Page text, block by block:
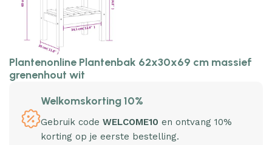
Plantenonline Plantenbak 62x30x69 cm massief
grenenhout wit
Welkomskorting 10%
Gebruik code WELCOME10 en ontvang 10%
korting op je eerste bestelling.